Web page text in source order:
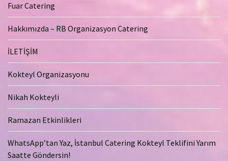
Fuar Catering
Hakkımızda – RB Organizasyon Catering
İLETİŞİM
Kokteyl Organizasyonu
Nikah Kokteyli
Ramazan Etkinlikleri
WhatsApp’tan Yaz, İstanbul Catering Kokteyl Teklifini Yarım
Saatte Göndersin!